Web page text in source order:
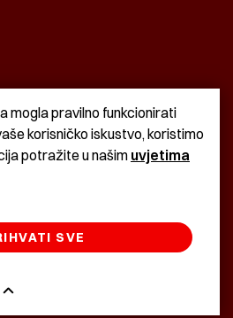
mogla pravilno funkcionirati
korisničko iskustvo, koristimo
potražite u našim uvjetima
SVE